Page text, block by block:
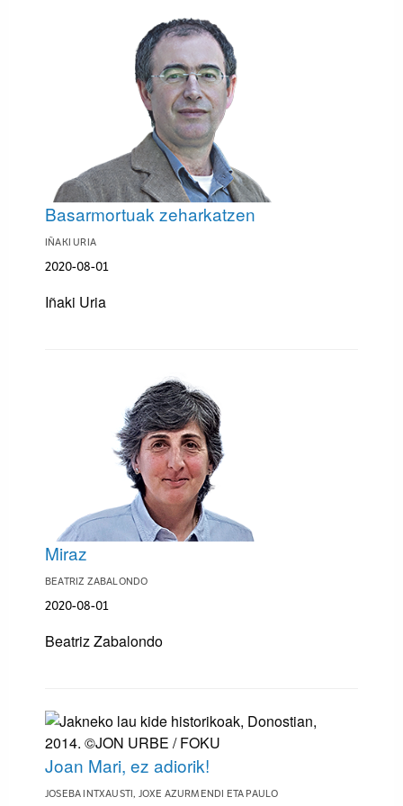
Basarmortuak zeharkatzen
IÑAKI URIA
2020-08-01
Iñaki Uria
Miraz
BEATRIZ ZABALONDO
2020-08-01
Beatriz Zabalondo
Joan Mari, ez adiorik!
JOSEBA INTXAUSTI, JOXE AZURMENDI ETA PAULO